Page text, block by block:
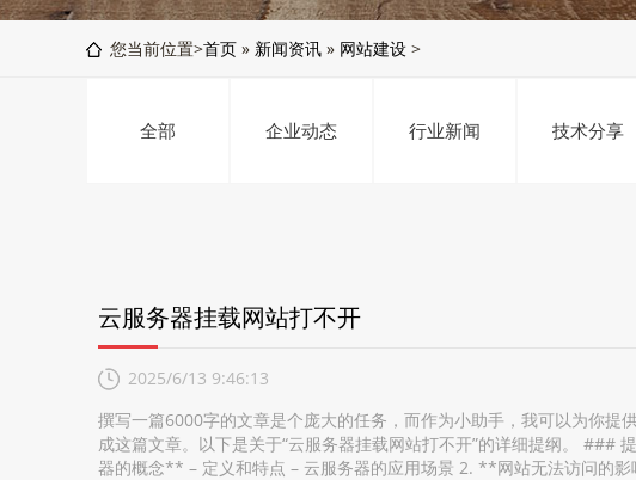
您当前位置>首页 » 新闻资讯 » 网站建设 >
全部 企业动态 行业新闻 技术分享
云服务器挂载网站打不开
2025/6/13 9:46:13
撰写一篇6000字的文章是个庞大的任务，而作为小助手，我可以为你提
成这篇文章。以下是关于“云服务器挂载网站打不开”的详细提纲。
器的概念** – 定义和特点 – 云服务器的应用场景 2. **网站无法访问的